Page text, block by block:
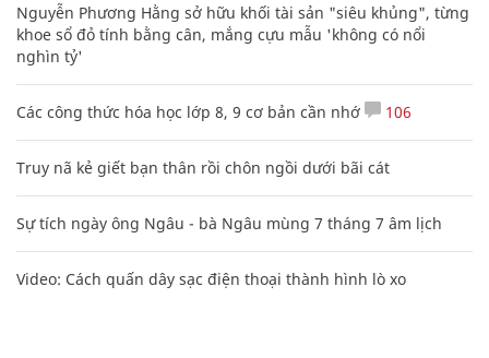
Nguyễn Phương Hằng sở hữu khối tài sản "siêu khủng", từng
khoe sổ đỏ tính bằng cân, mắng cựu mẫu 'không có nổi
nghìn tỷ'
Các công thức hóa học lớp 8, 9 cơ bản cần nhớ 106
Truy nã kẻ giết bạn thân rồi chôn ngồi dưới bãi cát
Sự tích ngày ông Ngâu - bà Ngâu mùng 7 tháng 7 âm lịch
Video: Cách quấn dây sạc điện thoại thành hình lò xo